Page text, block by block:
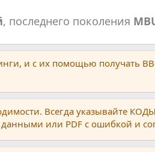
, последнего поколения
и с их помощью получать
Всегда указывайте
данными или PDF с ошибкой и